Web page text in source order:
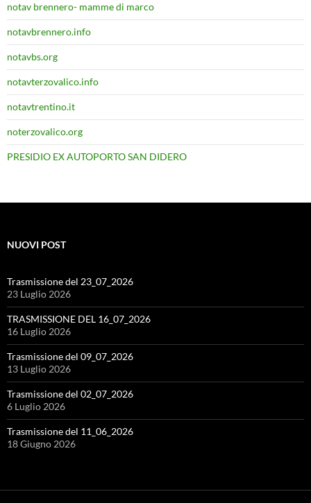
notav brennero- mamme di marco
notavbrennero.info
notavbs.org
notavterzovalico.info
notavtrentino.it
noterzovalico.org
PRESIDIO EX AUTOPORTO SAN DIDERO
NUOVI POST
Trasmissione del 23_07_2026
23 Luglio 2026
TRASMISSIONE DEL 16_07_2026
16 Luglio 2026
Trasmissione del 09_07_2026
13 Luglio 2026
Trasmissione del 02_07_2026
6 Luglio 2026
Trasmissione del 11_06_2026
18 Giugno 2026